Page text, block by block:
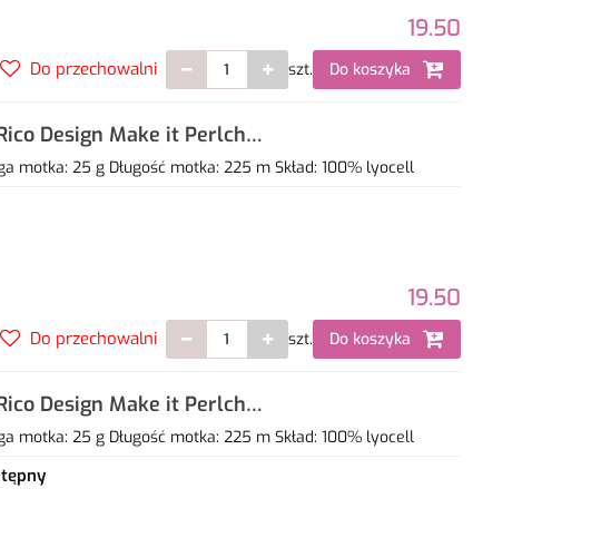
19.50
szt. Do koszyka
Do przechowalni
Design Make it Perlchen
motka: 25 g Długość motka: 225 m Skład: 100% lyocell
19.50
szt. Do koszyka
Do przechowalni
Design Make it Perlchen
motka: 25 g Długość motka: 225 m Skład: 100% lyocell